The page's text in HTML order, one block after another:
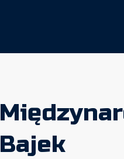
Bajek